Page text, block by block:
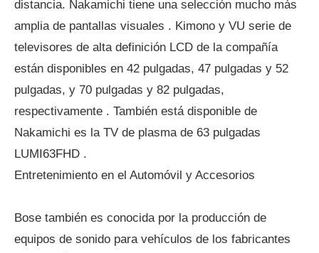
distancia. Nakamichi tiene una selección mucho más
amplia de pantallas visuales . Kimono y VU serie de
televisores de alta definición LCD de la compañía
están disponibles en 42 pulgadas, 47 pulgadas y 52
pulgadas, y 70 pulgadas y 82 pulgadas,
respectivamente . También está disponible de
Nakamichi es la TV de plasma de 63 pulgadas
LUMI63FHD .
Entretenimiento en el Automóvil y Accesorios
Bose también es conocida por la producción de
equipos de sonido para vehículos de los fabricantes